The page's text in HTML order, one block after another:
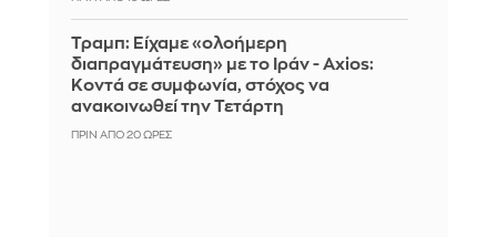
Τραμπ: Είχαμε «ολοήμερη
διαπραγμάτευση» με το Ιράν - Axios:
Κοντά σε συμφωνία, στόχος να
ανακοινωθεί την Τετάρτη
ΠΡΙΝ ΑΠΌ 20 ΏΡΕΣ